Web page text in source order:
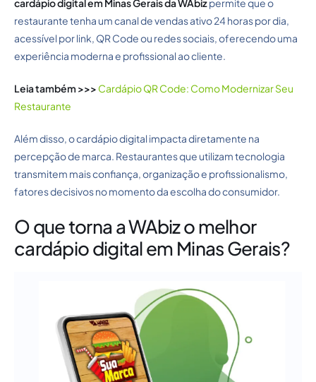
cardápio digital em Minas Gerais da WAbizpermite que o
restaurante tenha um canal de vendas ativo 24 horas por dia,
acessível por link, QR Code ou redes sociais, oferecendo uma
experiência moderna e profissional ao cliente.
Leia também >>> Cardápio QR Code: Como Modernizar Seu
Restaurante
Além disso, o cardápio digital impacta diretamente na
percepção de marca. Restaurantes que utilizam tecnologia
transmitem mais confiança, organização e profissionalismo,
fatores decisivos no momento da escolha do consumidor.
O que torna a WAbiz o melhor
cardápio digital em Minas Gerais?